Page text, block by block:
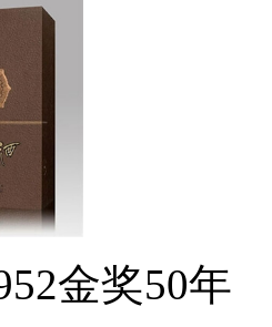
金奖50年